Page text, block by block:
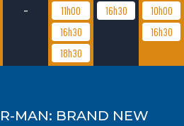
-
11h00
16h30
18h30
16h30
10h00
16h30
MAN: BRAND NEW